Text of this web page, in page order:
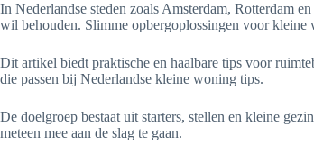
In Nederlandse steden zoals Amsterdam, Rotterdam
wil behouden. Slimme opbergoplossingen voor
Dit artikel biedt praktische en haalbare tips voor
die passen bij Nederlandse kleine woning tips.
De doelgroep bestaat uit starters, stellen en kleine
meteen mee aan de slag te gaan.